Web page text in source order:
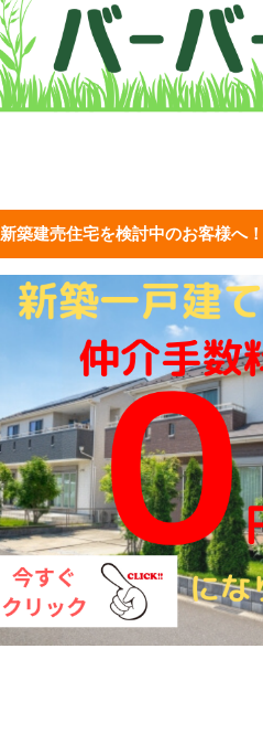
新築建売住宅を検討中のお客様へ！